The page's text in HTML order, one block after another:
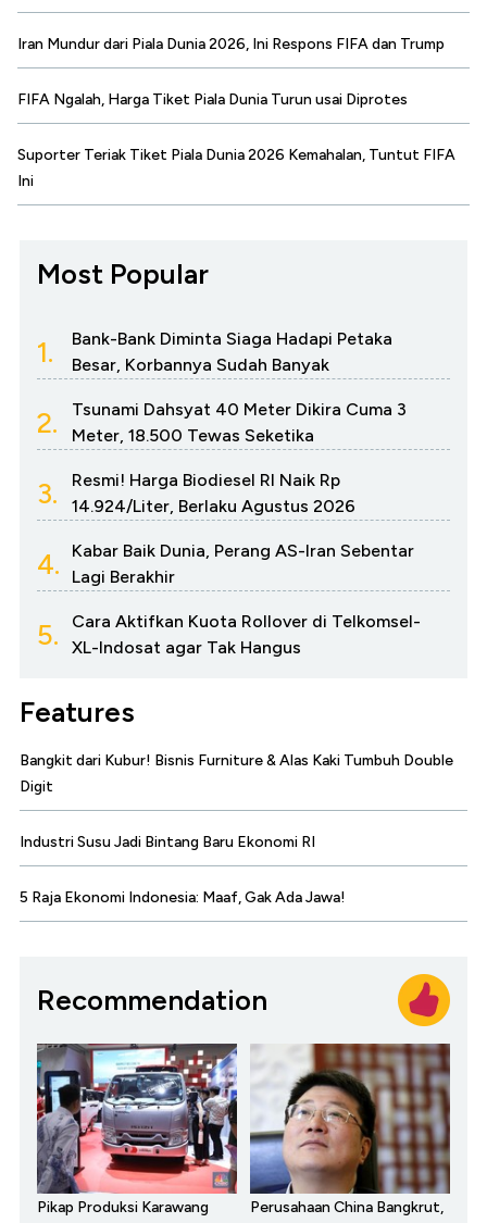
Iran Mundur dari Piala Dunia 2026, Ini Respons FIFA dan Trump
FIFA Ngalah, Harga Tiket Piala Dunia Turun usai Diprotes
Suporter Teriak Tiket Piala Dunia 2026 Kemahalan, Tuntut FIFA
Ini
Most Popular
1.
Bank-Bank Diminta Siaga Hadapi Petaka
Besar, Korbannya Sudah Banyak
2.
Tsunami Dahsyat 40 Meter Dikira Cuma 3
Meter, 18.500 Tewas Seketika
3.
Resmi! Harga Biodiesel RI Naik Rp
14.924/Liter, Berlaku Agustus 2026
4.
Kabar Baik Dunia, Perang AS-Iran Sebentar
Lagi Berakhir
5.
Cara Aktifkan Kuota Rollover di Telkomsel-
XL-Indosat agar Tak Hangus
Features
Bangkit dari Kubur! Bisnis Furniture & Alas Kaki Tumbuh Double
Digit
Industri Susu Jadi Bintang Baru Ekonomi RI
5 Raja Ekonomi Indonesia: Maaf, Gak Ada Jawa!
Recommendation
Pikap Produksi Karawang
Perusahaan China Bangkrut,